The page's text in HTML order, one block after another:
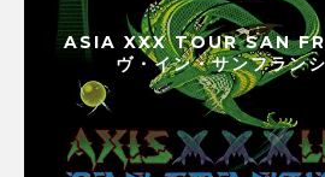
ASIA XXX TOUR SAN
ヴ・イン・サンフラン